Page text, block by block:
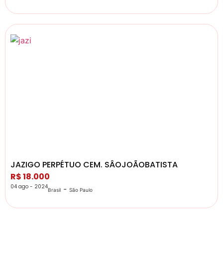
JAZIGO PERPÉTUO CEM. SÂOJOÃOBATISTA
R$ 18.000
04 ago - 2024Brasil - São Paulo